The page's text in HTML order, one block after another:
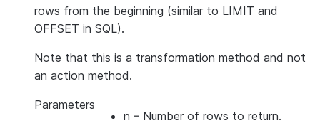
rows from the beginning (similar to LIMIT and
OFFSET in SQL).
Note that this is a transformation method and not
an action method.
Parameters
n – Number of rows to return.